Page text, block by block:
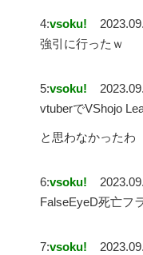
4:vsoku!
強引に行ったｗ
5:vsoku!
vtuberでVShojo
と思わなかったわ
6:vsoku!
FalseEyeD死亡フ
7:vsoku!